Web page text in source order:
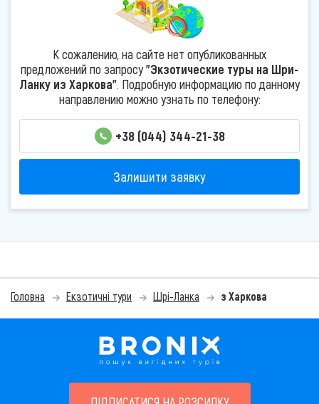
К сожалению, на сайте нет опубликованных
предложений по запросу"Экзотические туры на Шри-
Ланку из Харкова". Подробную информацию по данному
направлению можно узнать по телефону:
+38 (044) 344-21-38
Залишити заявку
Головна Екзотичні тури Шрі-Ланка з Харкова